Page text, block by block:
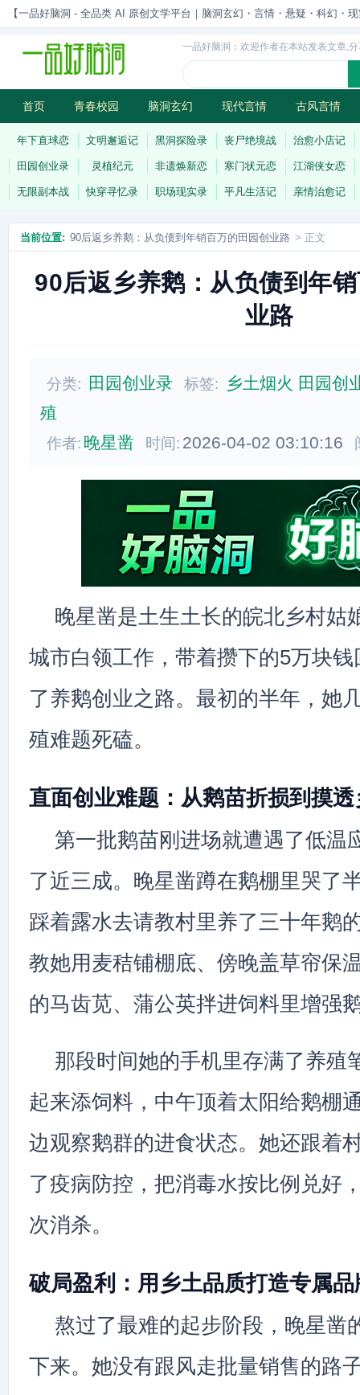
【一品好脑洞 - 全品类 AI 原创文学平台｜脑洞玄幻・言情・悬疑・科幻・
一品好脑洞：欢迎作者在本站发表文章,
首页 青春校园 脑洞玄幻 现代言情 古风言情
历史权谋 武侠江湖 灵异志怪 连载
年下直球恋 文明邂逅记 黑洞探险录 丧尸绝境战 治愈小店记
田园创业录 灵植纪元 非遗焕新恋 寒门状元恋 江湖侠女恋
无限副本战 快穿寻忆录 职场现实录 平凡生活记 亲情治愈记
当前位置: 90后返乡养鹅：从负债到年销百万的田园创业路 > 正文
90后返乡养鹅：从负债到年
业路
分类: 田园创业录 标签: 乡土烟火 田园创
殖
作者: 晚星凿 时间: 2026-04-02 03:10:16
晚星凿是土生土长的皖北乡村姑
城市白领工作，带着攒下的5万块
了养鹅创业之路。最初的半年，她
殖难题死磕。
直面创业难题：从鹅苗折损到摸
第一批鹅苗刚进场就遭遇了低温
了近三成。晚星凿蹲在鹅棚里哭了
踩着露水去请教村里养了三十年鹅
教她用麦秸铺棚底、傍晚盖草帘保
的马齿苋、蒲公英拌进饲料里增强
那段时间她的手机里存满了养殖
起来添饲料，中午顶着太阳给鹅棚
边观察鹅群的进食状态。她还跟着
了疫病防控，把消毒水按比例兑好
次消杀。
破局盈利：用乡土品质打造专属品
熬过了最难的起步阶段，晚星凿
下来。她没有跟风走批量销售的路